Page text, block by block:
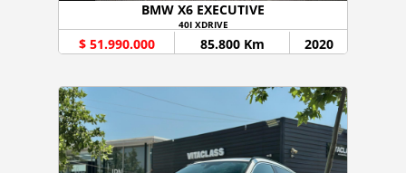
BMW X6 EXECUTIVE
40I XDRIVE
$ 51.990.000 85.800 Km 2020